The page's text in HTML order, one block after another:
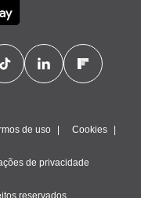
de uso Cookies
de privacidade
reservados